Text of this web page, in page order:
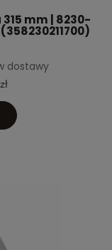
mm | 8230-
dostawy